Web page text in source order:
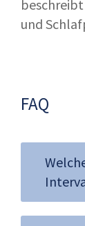
und
FAQ